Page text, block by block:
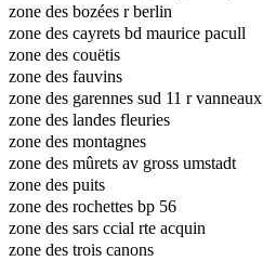
salles
zone des bozées r berlin
zone des cayrets bd maurice pacull
zone des couëtis
zone des fauvins
zone des garennes sud 11 r vanneaux
zone des landes fleuries
zone des montagnes
zone des mûrets av gross umstadt
zone des puits
zone des rochettes bp 56
zone des sars ccial rte acquin
zone des trois canons